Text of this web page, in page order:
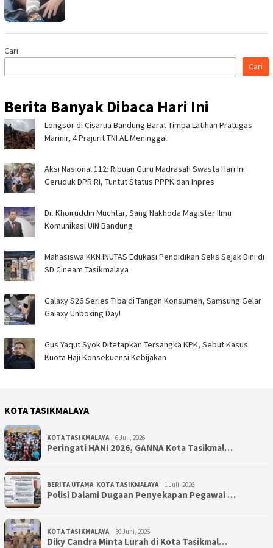
Cari
Cari
Berita Banyak Dibaca Hari Ini
Longsor di Cisarua Bandung Barat Timpa Latihan Pra­tugas
Marinir, 4 Prajurit TNI AL Meninggal
Aksi Nasional 112: Ribuan Guru Madrasah Swasta Hari Ini
Geruduk DPR RI, Tuntut Status PPPK dan Inpres
Dr. Khoiruddin Muchtar, Sang Nakhoda Magister Ilmu
Komunikasi UIN Bandung
Mahasiswa KKN INUTAS Edukasi Pendidikan Seks Sejak Dini di
SD Cineam Tasikmalaya
Galaxy S26 Series Tiba di Tangan Konsumen, Samsung Gelar
Galaxy Unboxing Day!
Gus Yaqut Syok Ditetapkan Tersangka KPK, Sebut Kasus
Kuota Haji Konsekuensi Kebijakan
KOTA TASIKMALAYA
KOTA TASIKMALAYA 6 Juli, 2026
Peringati HANI 2026, GANNA Kota Tasikmal…
BERITA UTAMA KOTA TASIKMALAYA 1 Juli, 2026
Polisi Dalami Dugaan Penyekapan Pegawai …
KOTA TASIKMALAYA 30 Juni, 2026
Diky Candra Minta Lurah di Kota Tasikmal…